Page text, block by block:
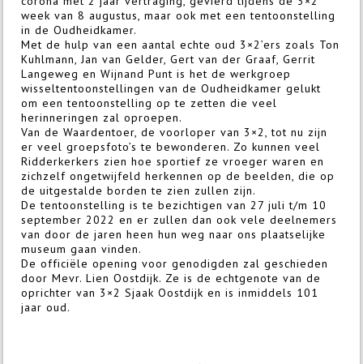
week van 8 augustus, maar ook met een tentoonstelling
in de Oudheidkamer.
Met de hulp van een aantal echte oud 3×2’ers zoals Ton
Kuhlmann, Jan van Gelder, Gert van der Graaf, Gerrit
Langeweg en Wijnand Punt is het de werkgroep
wisseltentoonstellingen van de Oudheidkamer gelukt
om een tentoonstelling op te zetten die veel
herinneringen zal oproepen.
Van de Waardentoer, de voorloper van 3×2, tot nu zijn
er veel groepsfoto’s te bewonderen. Zo kunnen veel
Ridderkerkers zien hoe sportief ze vroeger waren en
zichzelf ongetwijfeld herkennen op de beelden, die op
de uitgestalde borden te zien zullen zijn.
De tentoonstelling is te bezichtigen van 27 juli t/m 10
september 2022 en er zullen dan ook vele deelnemers
van door de jaren heen hun weg naar ons plaatselijke
museum gaan vinden.
De officiële opening voor genodigden zal geschieden
door Mevr. Lien Oostdijk. Ze is de echtgenote van de
oprichter van 3×2 Sjaak Oostdijk en is inmiddels 101
jaar oud.